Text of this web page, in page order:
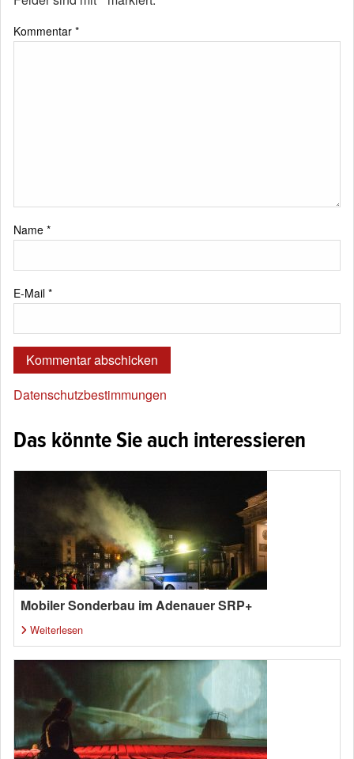
Kommentar *
Name *
E-Mail *
Datenschutzbestimmungen
Das könnte Sie auch interessieren
Mobiler Sonderbau im Adenauer SRP+
Weiterlesen